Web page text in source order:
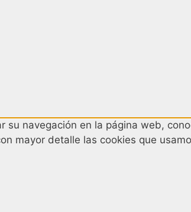
su navegación en la página web,
mayor detalle las cookies que